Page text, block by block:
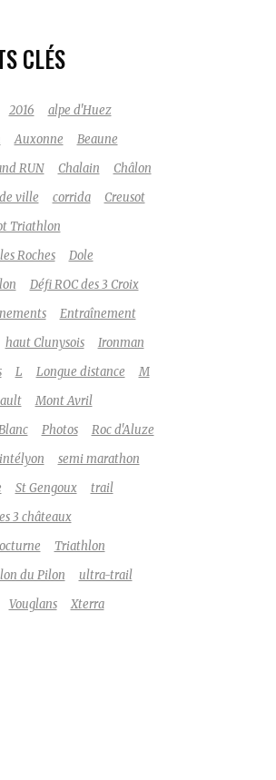
CLÉS
2016
alpe d'Huez
Auxonne
Beaune
RUN
Chalain
Châlon
ville
corrida
Creusot
Triathlon
Roches
Dole
Défi ROC des 3 Croix
Entraînement
haut Clunysois
Ironman
L Longue distance
M
Mont Avril
Photos
Roc d'Aluze
semi marathon
St Gengoux
trail
3 châteaux
Triathlon
du Pilon
ultra-trail
Vouglans Xterra